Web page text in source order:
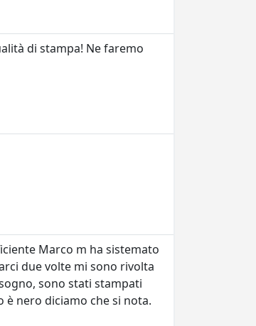
di stampa! Ne faremo
Marco m ha sistemato
due volte mi sono rivolta
sono stati stampati
è nero diciamo che si nota.